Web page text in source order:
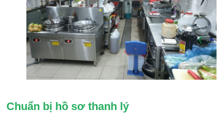
Chuẩn bị hồ sơ thanh lý